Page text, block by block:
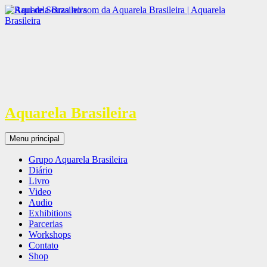
Aquarela Brasileira
Pesquisar
Menu principal Pular
para
o
Grupo Aquarela Brasileira
Diário
Livro
Video
Audio
Exhibitions
Parcerias
Workshops
Contato
Shop